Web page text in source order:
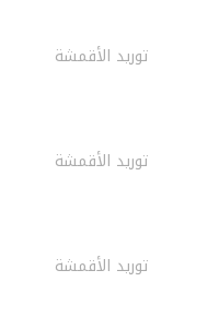
توريد الأقمشة
توريد الأقمشة
توريد الأقمشة